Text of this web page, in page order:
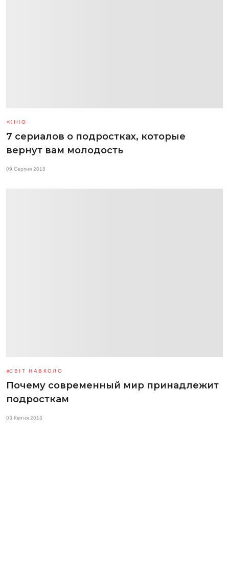
КІНО
7 сериалов о подростках, которые
вернут вам молодость
09 Серпня 2018
СВІТ НАВКОЛО
Почему современный мир принадлежит
подросткам
03 Квітня 2018